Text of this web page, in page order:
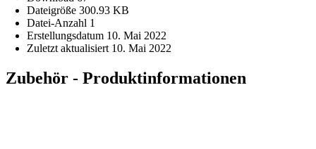
Dateigröße 300.93 KB
Datei-Anzahl 1
Erstellungsdatum 10. Mai 2022
Zuletzt aktualisiert 10. Mai 2022
Zubehör - Produktinformationen